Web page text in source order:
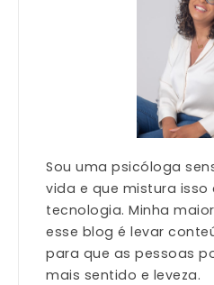
Sou uma psicóloga
vida e que mistura isso
tecnologia. Minha
esse blog é levar
para que as pessoas
mais sentido e leveza.